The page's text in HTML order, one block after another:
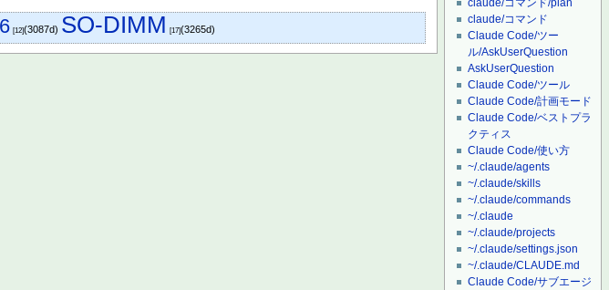
[12](3087d) SO-DIMM [17](3265d)
claude/コマンド/plan
claude/コマンド
Claude Code/ツー
ル/AskUserQuestion
AskUserQuestion
Claude Code/ツール
Claude Code/計画モード
Claude Code/ベストプラ
クティス
Claude Code/使い方
~/.claude/agents
~/.claude/skills
~/.claude/commands
~/.claude
~/.claude/projects
~/.claude/settings.json
~/.claude/CLAUDE.md
Claude Code/サブエージ